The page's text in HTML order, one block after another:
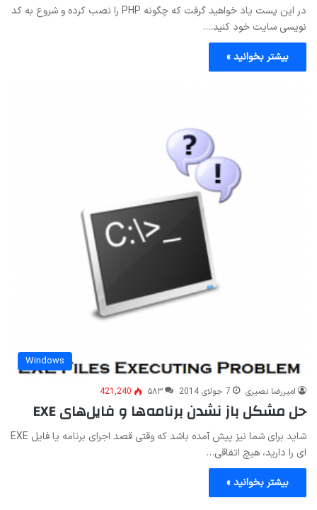
در این پست یاد خواهید گرفت که چگونه PHP را نصب کرده و شروع به کد
نویسی سایت خود کنید.…
بیشتر بخوانید »
Windows
امیررضا نصیری 7 جولای 2014 ۵۸۳ 421,240
حل مشکل باز نشدن برنامه‌ها و فایل‌های EXE
شاید برای شما نیز پیش آمده باشد که وقتی قصد اجرای برنامه یا فایل EXE
ای را دارید، هیچ اتفاقی…
بیشتر بخوانید »